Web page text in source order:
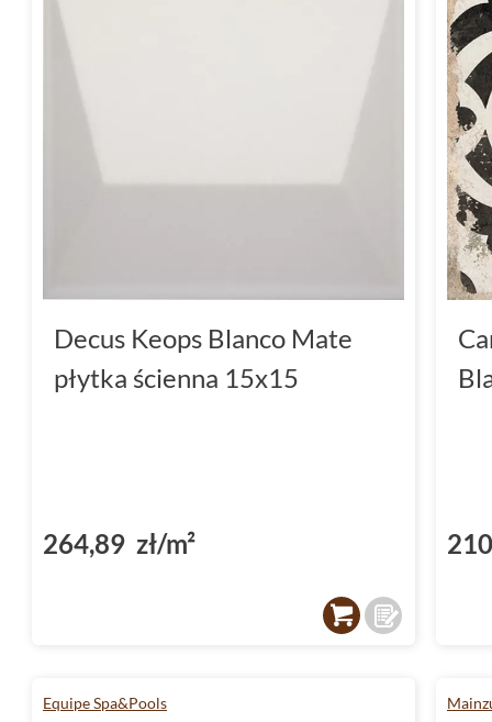
Decus Keops Blanco Mate
płytka ścienna 15x15
264,89 zł/m²
Equipe Spa&Pools